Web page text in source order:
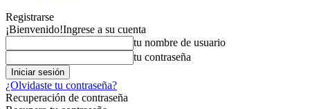
Registrarse
¡Bienvenido!Ingrese a su cuenta
tu nombre de usuario
tu contraseña
¿Olvidaste tu contraseña?
Recuperación de contraseña